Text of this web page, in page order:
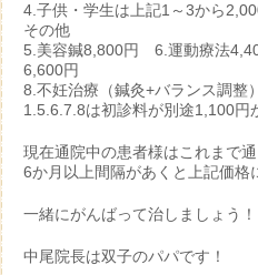
4.子供・学生は上記1～3から
その他
5.美容鍼8,800円 6.運動療法
6,600円
8.不妊治療（鍼灸+バランス調整
1.5.6.7.8は初診料が別途1,100円
現在通院中の患者様はこれまで通
6か月以上間隔があくと上記価格
一緒にがんばって治しましょう！
中尾院長は双子のパパです！